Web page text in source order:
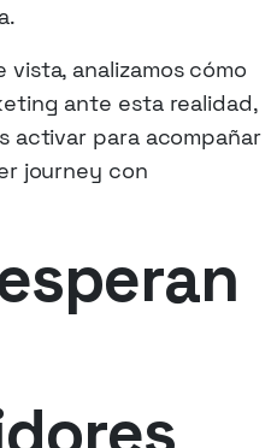
analizamos cómo
ante esta realidad,
activar para acompañar
journey con